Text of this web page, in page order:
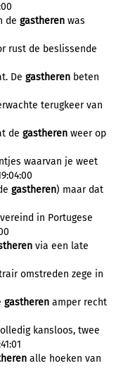
de gastheren was
rust de beslissende
De gastheren beten
terugkeer van
de gastheren weer op
waarvan je weet
gastheren) maar dat
in Portugese
via een late
omstreden zege in
gastheren amper recht
kansloos, twee
alle hoeken van